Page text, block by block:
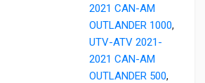
2021 CAN-AM
OUTLANDER 1000,
UTV-ATV 2021-
2021 CAN-AM
OUTLANDER 500,